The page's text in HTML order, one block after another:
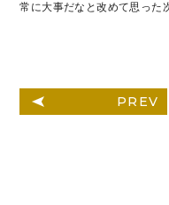
常に大事だなと改めて思った
PREV